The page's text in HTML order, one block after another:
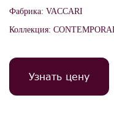
Фабрика: VACCARI
Коллекция:
Узнать цену